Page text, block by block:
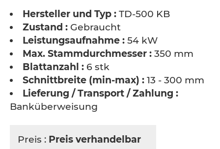
Hersteller und Typ : TD-500 KB
Zustand : Gebraucht
Leistungsaufnahme : 54 kW
Max. Stammdurchmesser : 350 mm
Blattanzahl : 6 stk
Schnittbreite (min-max) : 13 - 300 mm
Lieferung / Transport / Zahlung :
Banküberweisung
Preis : Preis verhandelbar